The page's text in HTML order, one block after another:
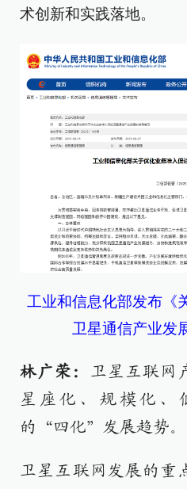
术创新和实践落地。
工业和信息化部发布《
卫星通信产业发
林广荣： 卫星互联网
星座化、规模化、
的“四化”发展趋势。
卫星互联网发展的重